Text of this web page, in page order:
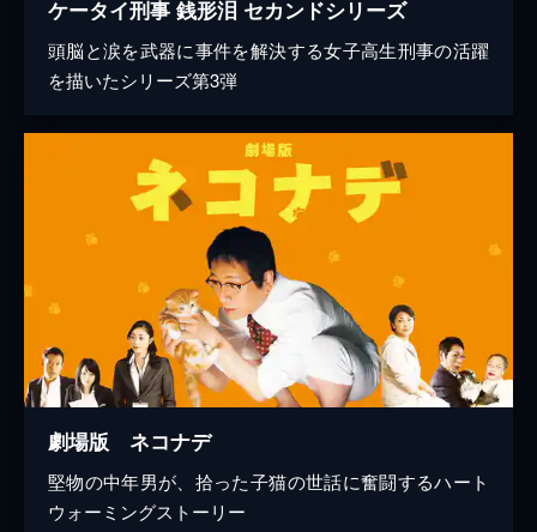
ケータイ刑事 銭形泪 セカンドシリーズ
頭脳と涙を武器に事件を解決する女子高生刑事の活躍
を描いたシリーズ第3弾
劇場版 ネコナデ
堅物の中年男が、拾った子猫の世話に奮闘するハート
ウォーミングストーリー